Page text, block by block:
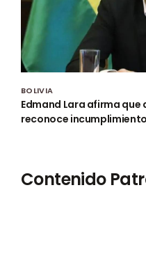
BOLIVIA
Edmand Lara afirma que
reconoce
Contenido